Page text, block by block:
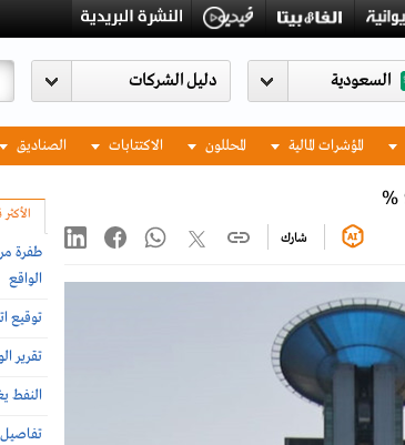
السعودية
المؤشرات المالية المحللون الاكتتابات الصناديق
شارك
الأكثر
طفرة
الواقع
توقيع
تقرير
النفط
تفاصيل